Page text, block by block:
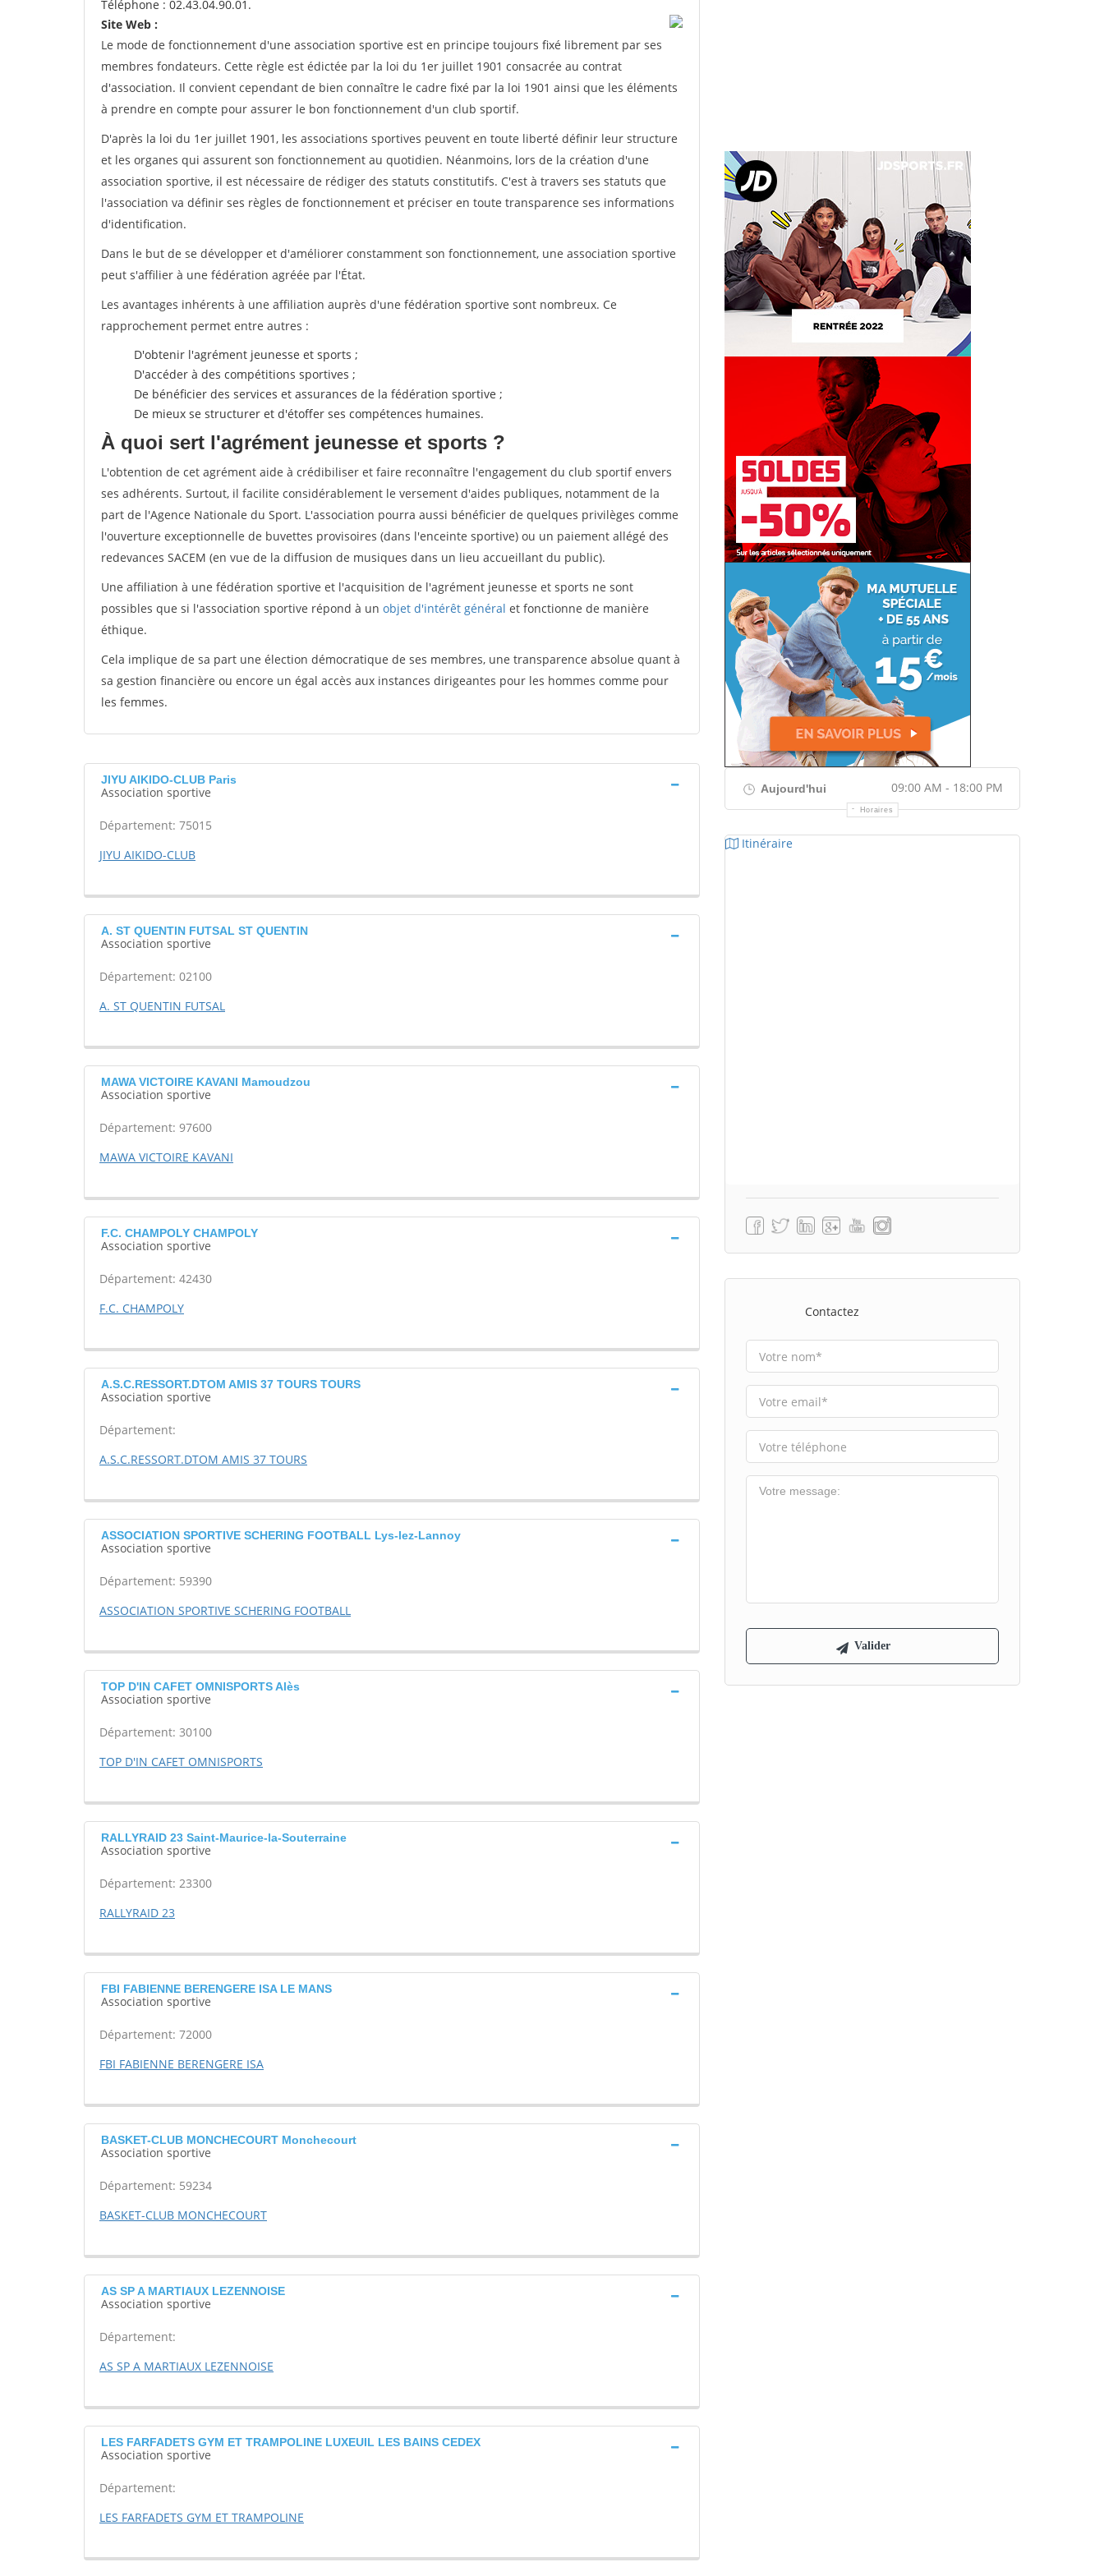
Téléphone : 02.43.04.90.01.
Site Web :
Le mode de fonctionnement d'une association sportive est en principe toujours fixé librement par ses
membres fondateurs. Cette règle est édictée par la loi du 1er juillet 1901 consacrée au contrat
d'association. Il convient cependant de bien connaître le cadre fixé par la loi 1901 ainsi que les éléments
à prendre en compte pour assurer le bon fonctionnement d'un club sportif.
D'après la loi du 1er juillet 1901, les associations sportives peuvent en toute liberté définir leur structure
et les organes qui assurent son fonctionnement au quotidien. Néanmoins, lors de la création d'une
association sportive, il est nécessaire de rédiger des statuts constitutifs. C'est à travers ses statuts que
l'association va définir ses règles de fonctionnement et préciser en toute transparence ses informations
d'identification.
Dans le but de se développer et d'améliorer constamment son fonctionnement, une association sportive
peut s'affilier à une fédération agréée par l'État.
Les avantages inhérents à une affiliation auprès d'une fédération sportive sont nombreux. Ce
rapprochement permet entre autres :
D'obtenir l'agrément jeunesse et sports ;
D'accéder à des compétitions sportives ;
De bénéficier des services et assurances de la fédération sportive ;
De mieux se structurer et d'étoffer ses compétences humaines.
À quoi sert l'agrément jeunesse et sports ?
L'obtention de cet agrément aide à crédibiliser et faire reconnaître l'engagement du club sportif envers
ses adhérents. Surtout, il facilite considérablement le versement d'aides publiques, notamment de la
part de l'Agence Nationale du Sport. L'association pourra aussi bénéficier de quelques privilèges comme
l'ouverture exceptionnelle de buvettes provisoires (dans l'enceinte sportive) ou un paiement allégé des
redevances SACEM (en vue de la diffusion de musiques dans un lieu accueillant du public).
Une affiliation à une fédération sportive et l'acquisition de l'agrément jeunesse et sports ne sont
possibles que si l'association sportive répond à un objet d'intérêt général et fonctionne de manière
éthique.
Cela implique de sa part une élection démocratique de ses membres, une transparence absolue quant à
sa gestion financière ou encore un égal accès aux instances dirigeantes pour les hommes comme pour
les femmes.
JIYU AIKIDO-CLUB Paris
Association sportive
Département: 75015
JIYU AIKIDO-CLUB
A. ST QUENTIN FUTSAL ST QUENTIN
Association sportive
Département: 02100
A. ST QUENTIN FUTSAL
MAWA VICTOIRE KAVANI Mamoudzou
Association sportive
Département: 97600
MAWA VICTOIRE KAVANI
F.C. CHAMPOLY CHAMPOLY
Association sportive
Département: 42430
F.C. CHAMPOLY
A.S.C.RESSORT.DTOM AMIS 37 TOURS TOURS
Association sportive
Département:
A.S.C.RESSORT.DTOM AMIS 37 TOURS
ASSOCIATION SPORTIVE SCHERING FOOTBALL Lys-lez-Lannoy
Association sportive
Département: 59390
ASSOCIATION SPORTIVE SCHERING FOOTBALL
TOP D'IN CAFET OMNISPORTS Alès
Association sportive
Département: 30100
TOP D'IN CAFET OMNISPORTS
RALLYRAID 23 Saint-Maurice-la-Souterraine
Association sportive
Département: 23300
RALLYRAID 23
FBI FABIENNE BERENGERE ISA LE MANS
Association sportive
Département: 72000
FBI FABIENNE BERENGERE ISA
BASKET-CLUB MONCHECOURT Monchecourt
Association sportive
Département: 59234
BASKET-CLUB MONCHECOURT
AS SP A MARTIAUX LEZENNOISE
Association sportive
Département:
AS SP A MARTIAUX LEZENNOISE
LES FARFADETS GYM ET TRAMPOLINE LUXEUIL LES BAINS CEDEX
Association sportive
Département:
LES FARFADETS GYM ET TRAMPOLINE
Aujourd'hui 09:00 AM - 18:00 PM
Horaires
Itinéraire
Contactez